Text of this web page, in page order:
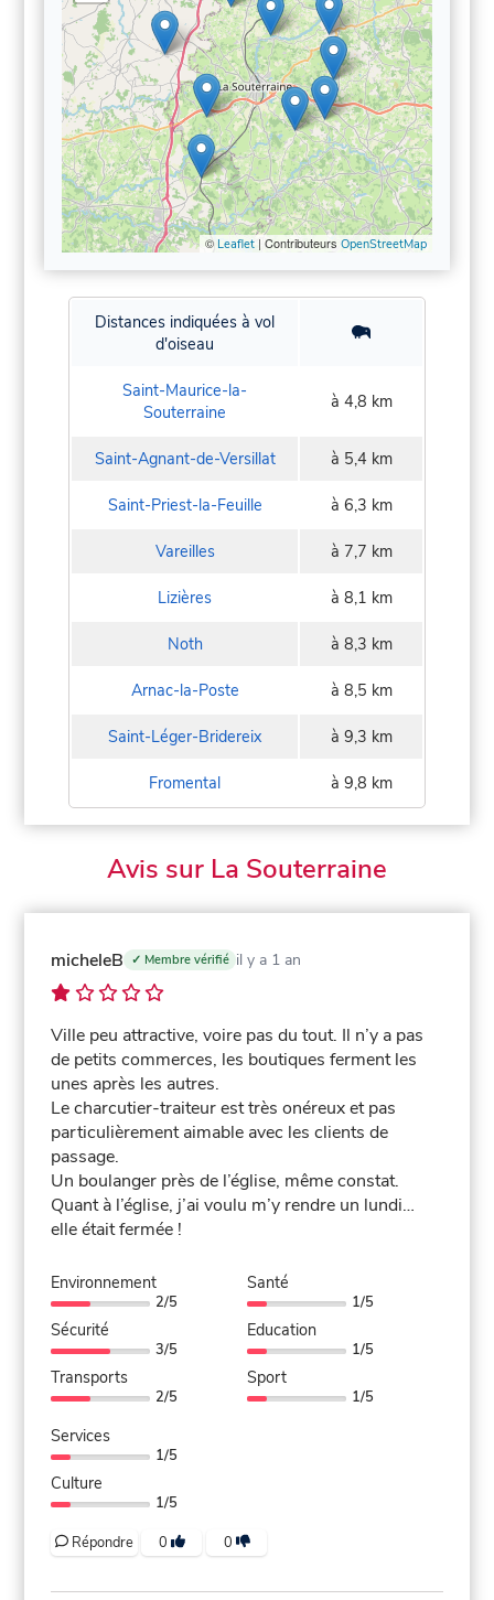
© Leaflet| Contributeurs OpenStreetMap
Distances indiquées à vol
d'oiseau
Saint-Maurice-la-
Souterraine
à 4,8 km
Saint-Agnant-de-Versillat à 5,4 km
Saint-Priest-la-Feuille à 6,3 km
Vareilles à 7,7 km
Lizières à 8,1 km
Noth à 8,3 km
Arnac-la-Poste à 8,5 km
Saint-Léger-Bridereix à 9,3 km
Fromental à 9,8 km
Avis sur La Souterraine
micheleB ✓ Membre vérifié il y a 1 an
Ville peu attractive, voire pas du tout. Il n’y a pas
de petits commerces, les boutiques ferment les
unes après les autres.
Le charcutier-traiteur est très onéreux et pas
particulièrement aimable avec les clients de
passage.
Un boulanger près de l’église, même constat.
Quant à l’église, j’ai voulu m’y rendre un lundi…
elle était fermée !
Environnement
2/5
Sécurité
3/5
Transports
2/5
Santé
1/5
Education
1/5
Sport
1/5
Services
1/5
Culture
1/5
Répondre 0 0